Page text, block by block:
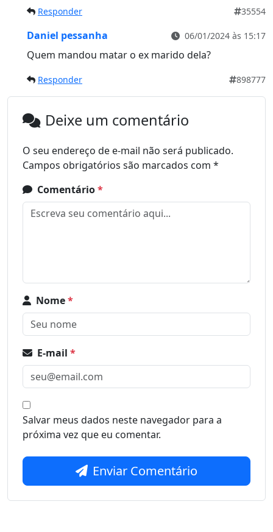
Responder 35554
Daniel pessanha 06/01/2024 às 15:17
Quem mandou matar o ex marido dela?
Responder 898777
Deixe um comentário
O seu endereço de e-mail não será publicado.
Campos obrigatórios são marcados com *
Comentário*
Nome*
E-mail *
Salvar meus dados neste navegador para a
próxima vez que eu comentar.
Enviar Comentário